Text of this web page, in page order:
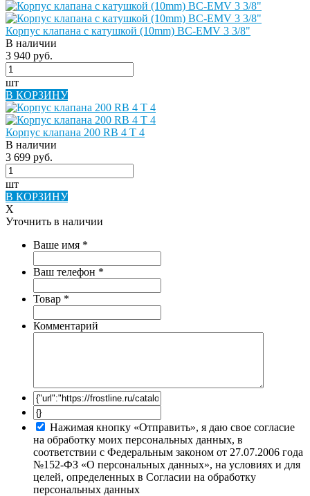
Корпус клапана с катушкой (10mm) BC-EMV 3 3/8"
В наличии
3 940 руб.
шт
В КОРЗИНУ
Корпус клапана 200 RB 4 T 4
В наличии
3 699 руб.
шт
В КОРЗИНУ
X
Уточнить в наличии
Ваше имя *
Ваш телефон *
Товар *
Комментарий
Нажимая кнопку «Отправить», я даю свое согласие
на обработку моих персональных данных, в
соответствии с Федеральным законом от 27.07.2006 года
№152-ФЗ «О персональных данных», на условиях и для
целей, определенных в Согласии на обработку
персональных данных